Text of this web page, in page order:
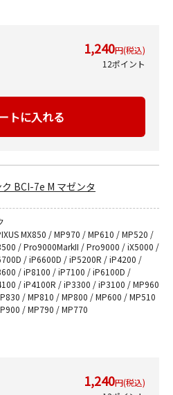
1,240円(税込)
12ポイント
BCI-7e M マゼンタ
MX850 / MP970 / MP610 / MP520 /
/ Pro9000MarkII / Pro9000 / iX5000 /
/ iP6600D / iP5200R / iP4200 /
/ iP8100 / iP7100 / iP6100D /
/ iP4100R / iP3300 / iP3100 / MP960
/ MP810 / MP800 / MP600 / MP510
/ MP790 / MP770
1,240円(税込)